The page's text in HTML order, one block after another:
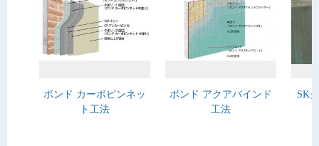
ボンド カーボピンネッ
ト工法
ボンド アクアバインド
工法
SK